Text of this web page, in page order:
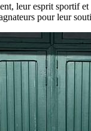
leur esprit sportif
pour leur